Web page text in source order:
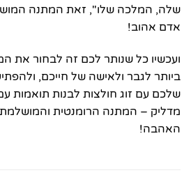
שלה, המלכה שלו", זאת המתנה
אדם אהוב!
ועכשיו כל שנותר לכם זה לבחור את
ביותר לגבר ולאישה של חייכם,
שלכם עם זוג חולצות לבנות תואמות
מדליק – המתנה הרומנטית והמושלמת
האהבה!